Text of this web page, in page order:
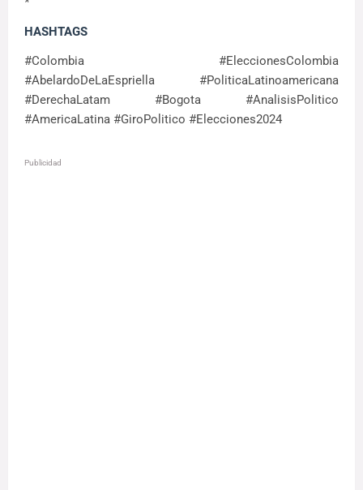
HASHTAGS
#Colombia #EleccionesColombia
#AbelardoDeLaEspriella #PoliticaLatinoamericana
#DerechaLatam #Bogota #AnalisisPolitico
#AmericaLatina #GiroPolitico #Elecciones2024
Publicidad